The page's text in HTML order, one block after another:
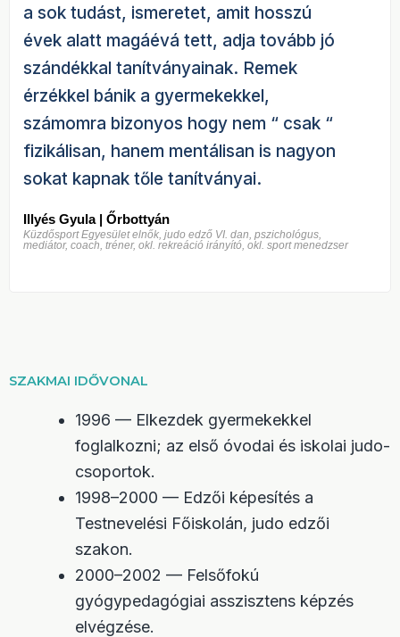
a sok tudást, ismeretet, amit hosszú
évek alatt magáévá tett, adja tovább jó
szándékkal tanítványainak. Remek
érzékkel bánik a gyermekekkel,
számomra bizonyos hogy nem “ csak “
fizikálisan, hanem mentálisan is nagyon
sokat kapnak tőle tanítványai.
Illyés Gyula | Őrbottyán
Küzdősport Egyesület elnők, judo edző VI. dan, pszichológus,
mediátor, coach, tréner, okl. rekreáció irányító, okl. sport menedzser
SZAKMAI IDŐVONAL
1996 — Elkezdek gyermekekkel
foglalkozni; az első óvodai és iskolai judo-
csoportok.
1998–2000 — Edzői képesítés a
Testnevelési Főiskolán, judo edzői
szakon.
2000–2002 — Felsőfokú
gyógypedagógiai asszisztens képzés
elvégzése.